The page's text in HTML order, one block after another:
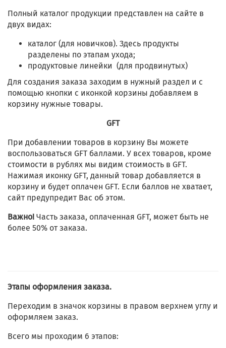
Полный каталог продукции представлен на сайте в
двух видах:
каталог (для новичков). Здесь продукты
разделены по этапам ухода;
продуктовые линейки (для продвинутых)
Для создания заказа заходим в нужный раздел и с
помощью кнопки с иконкой корзины добавляем в
корзину нужные товары.
GFT
При добавлении товаров в корзину Вы можете
воспользоваться GFT баллами. У всех товаров, кроме
стоимости в рублях мы видим стоимость в GFT.
Нажимая иконку GFT, данный товар добавляется в
корзину и будет оплачен GFT. Если баллов не хватает,
сайт предупредит Вас об этом.
Важно! Часть заказа, оплаченная GFT, может быть не
более 50% от заказа.
Этапы оформления заказа.
Переходим в значок корзины в правом верхнем углу и
оформляем заказ.
Всего мы проходим 6 этапов: